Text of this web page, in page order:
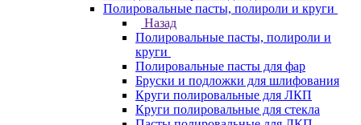
Полировальные пасты, полироли и круги
Назад
Полировальные пасты, полироли и
круги
Полировальные пасты для фар
Бруски и подложки для шлифования
Круги полировальные для ЛКП
Круги полировальные для стекла